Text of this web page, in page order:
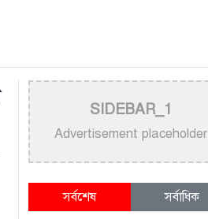
SIDEBAR_1
Advertisement placeholder
সর্বশেষ সর্বাধিক